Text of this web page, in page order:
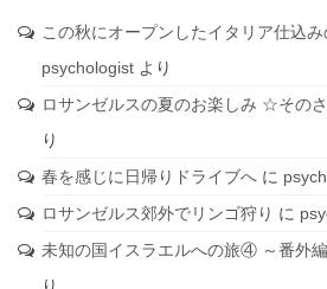
この秋にオープンしたイタリア仕込
psychologist より
ロサンゼルスの夏のお楽しみ ☆その
り
春を感じに日帰りドライブへ に
ロサンゼルス郊外でリンゴ狩り に
未知の国イスラエルへの旅④ ～番外